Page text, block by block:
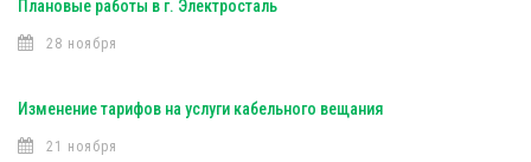
Плановые работы в г. Электросталь
28 ноября
Изменение тарифов на услуги кабельного вещания
21 ноября